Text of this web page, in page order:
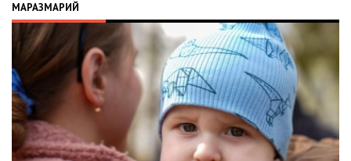
МАРАЗМАРИЙ